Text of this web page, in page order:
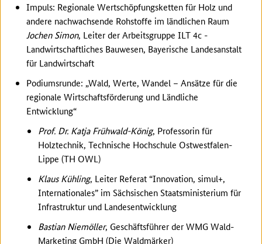
Impuls: Regionale Wertschöpfungsketten für Holz und
andere nachwachsende Rohstoffe im ländlichen Raum
Jochen Simon, Leiter der Arbeitsgruppe ILT 4c -
Landwirtschaftliches Bauwesen, Bayerische Landesanstalt
für Landwirtschaft
Podiumsrunde: „Wald, Werte, Wandel – Ansätze für die
regionale Wirtschaftsförderung und Ländliche
Entwicklung“
Prof. Dr. Katja Frühwald-König, Professorin für
Holztechnik, Technische Hochschule Ostwestfalen-
Lippe (TH OWL)
Klaus Kühling, Leiter Referat “Innovation, simul+,
Internationales” im Sächsischen Staatsministerium für
Infrastruktur und Landesentwicklung
Bastian Niemöller, Geschäftsführer der WMG Wald-
Marketing GmbH (Die Waldmärker)